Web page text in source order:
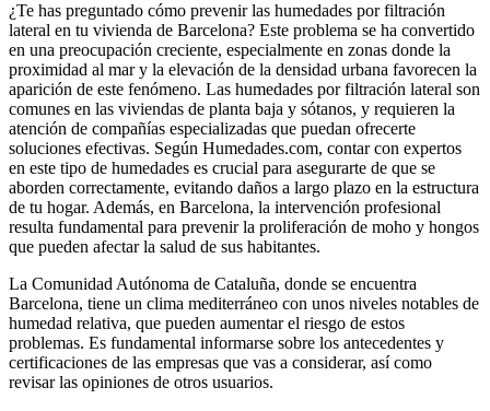
¿Te has preguntado cómo prevenir las humedades por filtración
lateral en tu vivienda de Barcelona? Este problema se ha convertido
en una preocupación creciente, especialmente en zonas donde la
proximidad al mar y la elevación de la densidad urbana favorecen la
aparición de este fenómeno. Las humedades por filtración lateral son
comunes en las viviendas de planta baja y sótanos, y requieren la
atención de compañías especializadas que puedan ofrecerte
soluciones efectivas. Según Humedades.com, contar con expertos
en este tipo de humedades es crucial para asegurarte de que se
aborden correctamente, evitando daños a largo plazo en la estructura
de tu hogar. Además, en Barcelona, la intervención profesional
resulta fundamental para prevenir la proliferación de moho y hongos
que pueden afectar la salud de sus habitantes.
La Comunidad Autónoma de Cataluña, donde se encuentra
Barcelona, tiene un clima mediterráneo con unos niveles notables de
humedad relativa, que pueden aumentar el riesgo de estos
problemas. Es fundamental informarse sobre los antecedentes y
certificaciones de las empresas que vas a considerar, así como
revisar las opiniones de otros usuarios.